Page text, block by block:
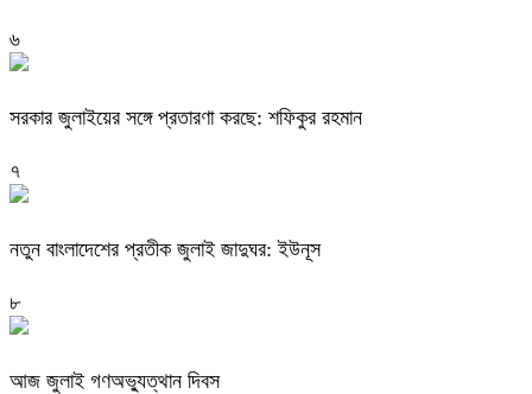
৬
সরকার জুলাইয়ের সঙ্গে প্রতারণা করছে: শফিকুর রহমান
৭
নতুন বাংলাদেশের প্রতীক জুলাই জাদুঘর: ইউনূস
৮
আজ জুলাই গণঅভ্যুত্থান দিবস